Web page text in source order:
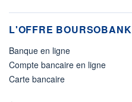
L'OFFRE BOURSOBANK
Banque en ligne
Compte bancaire en ligne
Carte bancaire